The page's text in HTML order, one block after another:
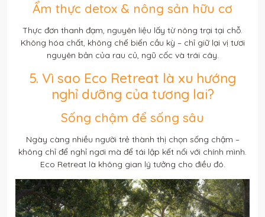
Ẩm thực detox & nông sản hữu cơ
Thực đơn thanh đạm, nguyên liệu lấy từ nông trại tại chỗ.
Không hóa chất, không chế biến cầu kỳ – chỉ giữ lại vị tươi
nguyên bản của rau củ, ngũ cốc và trái cây.
5. Vì sao Eco Retreat là xu hướng
nghỉ dưỡng của tương lai?
Sống chậm để sống sâu
Ngày càng nhiều người trẻ thành thị chọn sống chậm –
không chỉ để nghỉ ngơi mà để tái lập kết nối với chính mình.
Eco Retreat là không gian lý tưởng cho điều đó.